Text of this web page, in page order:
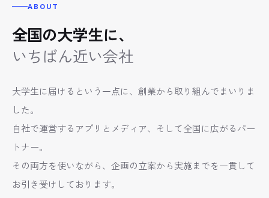
ABOUT
全国の大学生に、
いちばん近い会社
大学生に届けるという一点に、創業から取り組んでまいりま
した。
自社で運営するアプリとメディア、そして全国に広がるパー
トナー。
その両方を使いながら、企画の立案から実施までを一貫して
お引き受けしております。